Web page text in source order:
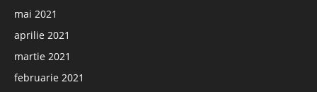
mai 2021
aprilie 2021
martie 2021
februarie 2021